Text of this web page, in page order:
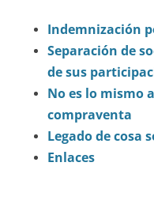
Indemnización
Separación de
de sus
No es lo mismo
compraventa
Legado de cosa
Enlaces